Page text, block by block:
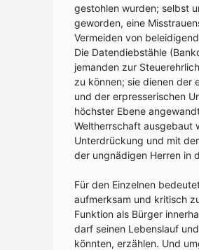
gestohlen wurden; selbst
geworden, eine
Vermeiden von
Die Datendiebstähle
jemanden zur
zu können; sie dienen der
und der erpresserischen
höchster Ebene
Weltherrschaft ausgebaut
Unterdrückung und mit
der ungnädigen Herren in
Für den Einzelnen
aufmerksam und kritisch
Funktion als Bürger
darf seinen Lebenslauf
könnten, erzählen. Und